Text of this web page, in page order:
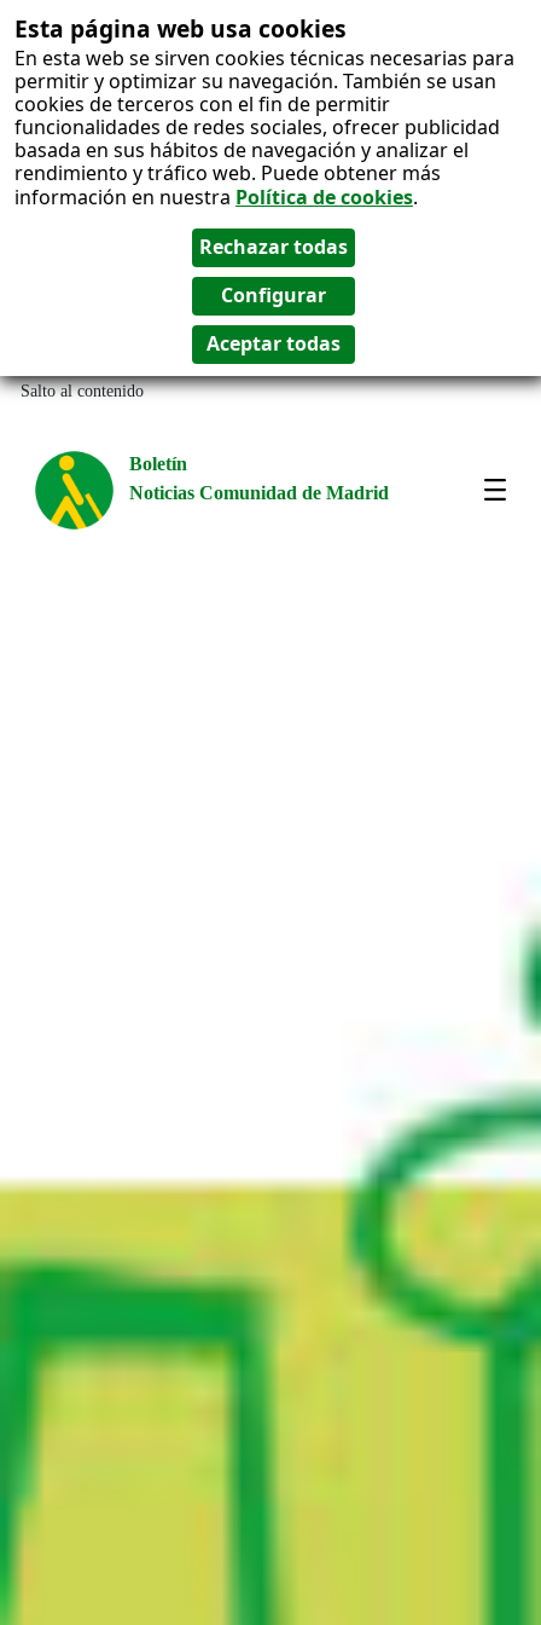
Esta página web usa cookies
En esta web se sirven cookies técnicas necesarias para
permitir y optimizar su navegación. También se usan
cookies de terceros con el fin de permitir
funcionalidades de redes sociales, ofrecer publicidad
basada en sus hábitos de navegación y analizar el
rendimiento y tráfico web. Puede obtener más
información en nuestra Política de cookies.
Salto al contenido
Boletín
Noticias Comunidad de Madrid